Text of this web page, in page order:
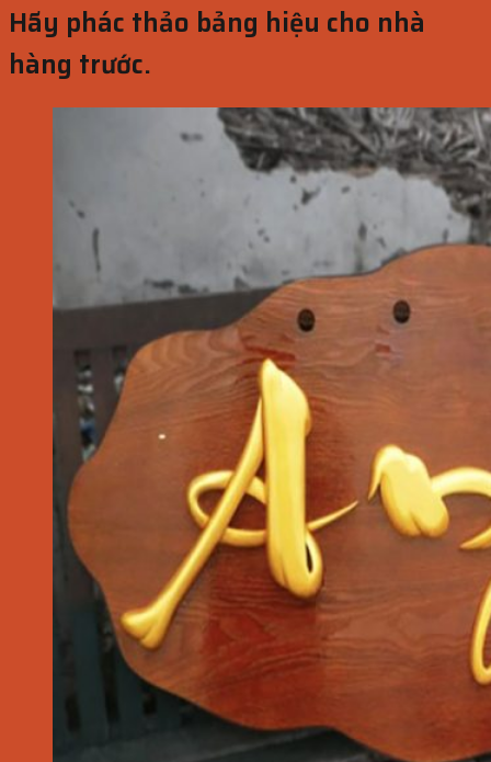
Hãy phác thảo bảng hiệu cho nhà
hàng trước.